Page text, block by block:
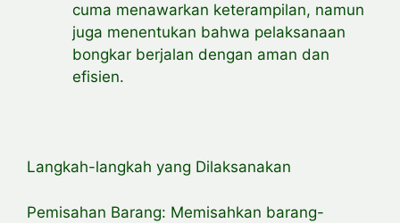
cuma menawarkan keterampilan, namun
juga menentukan bahwa pelaksanaan
bongkar berjalan dengan aman dan
efisien.
Langkah-langkah yang Dilaksanakan
Pemisahan Barang: Memisahkan barang-